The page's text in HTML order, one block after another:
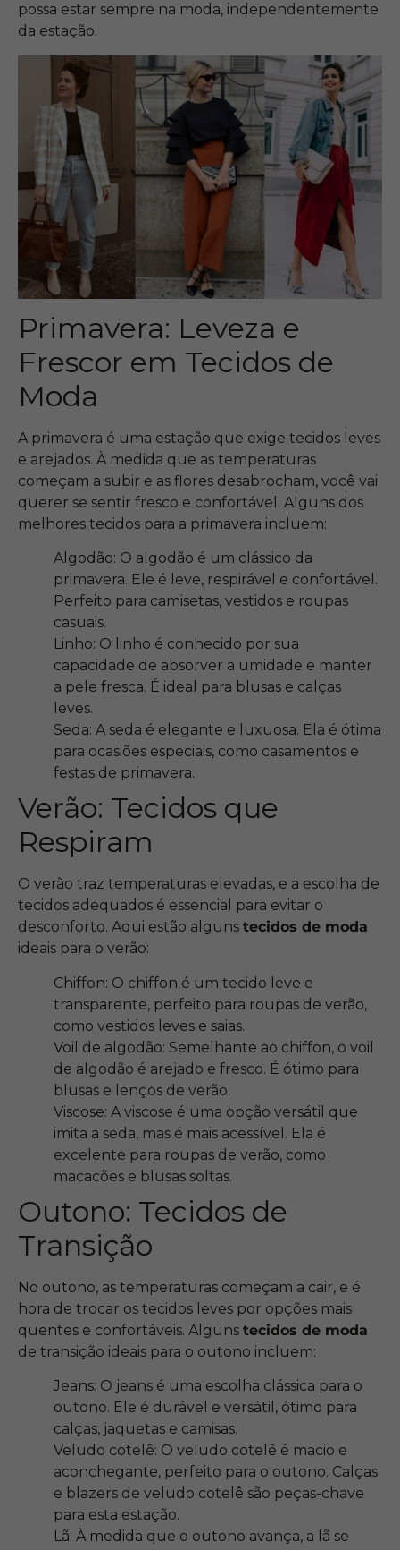
possa estar sempre na moda, independentemente
da estação.
Primavera: Leveza e
Frescor em Tecidos de
Moda
A primavera é uma estação que exige tecidos leves
e arejados. À medida que as temperaturas
começam a subir e as flores desabrocham, você vai
querer se sentir fresco e confortável. Alguns dos
melhores tecidos para a primavera incluem:
Algodão: O algodão é um clássico da
primavera. Ele é leve, respirável e confortável.
Perfeito para camisetas, vestidos e roupas
casuais.
Linho: O linho é conhecido por sua
capacidade de absorver a umidade e manter
a pele fresca. É ideal para blusas e calças
leves.
Seda: A seda é elegante e luxuosa. Ela é ótima
para ocasiões especiais, como casamentos e
festas de primavera.
Verão: Tecidos que
Respiram
O verão traz temperaturas elevadas, e a escolha de
tecidos adequados é essencial para evitar o
desconforto. Aqui estão alguns tecidos de moda
ideais para o verão:
Chiffon: O chiffon é um tecido leve e
transparente, perfeito para roupas de verão,
como vestidos leves e saias.
Voil de algodão: Semelhante ao chiffon, o voil
de algodão é arejado e fresco. É ótimo para
blusas e lenços de verão.
Viscose: A viscose é uma opção versátil que
imita a seda, mas é mais acessível. Ela é
excelente para roupas de verão, como
macacões e blusas soltas.
Outono: Tecidos de
Transição
No outono, as temperaturas começam a cair, e é
hora de trocar os tecidos leves por opções mais
quentes e confortáveis. Alguns tecidos de moda
de transição ideais para o outono incluem:
Jeans: O jeans é uma escolha clássica para o
outono. Ele é durável e versátil, ótimo para
calças, jaquetas e camisas.
Veludo cotelê: O veludo cotelê é macio e
aconchegante, perfeito para o outono. Calças
e blazers de veludo cotelê são peças-chave
para esta estação.
Lã: À medida que o outono avança, a lã se